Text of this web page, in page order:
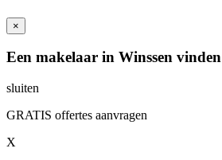
×
Een makelaar in Winssen vinden
sluiten
GRATIS offertes aanvragen
X